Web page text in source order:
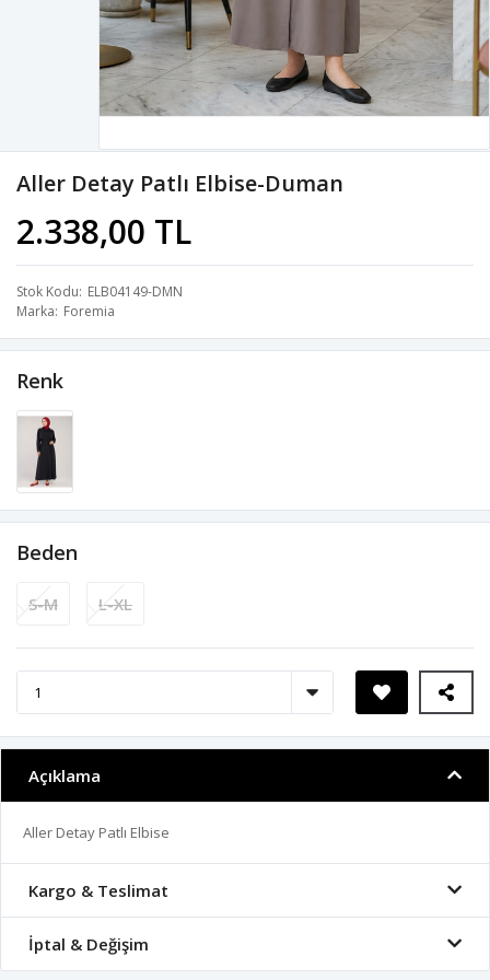
Aller Detay Patlı Elbise-Duman
2.338,00 TL
Stok Kodu ELB04149-DMN
Marka Foremia
Renk
Beden
S-M L-XL
Açıklama
Aller Detay Patlı Elbise
Kargo & Teslimat
İptal & Değişim